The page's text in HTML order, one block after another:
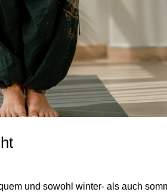
und sowohl winter- als auch